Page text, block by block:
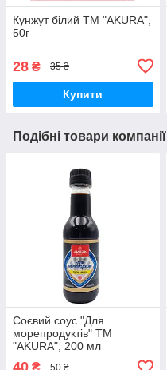
Кунжут білий ТМ "AKURA",
50г
28 ₴ 35 ₴
Купити
Подібні товари компанії
Соєвий соус "Для
морепродуктів" ТМ
"AKURA", 200 мл
50 ₴